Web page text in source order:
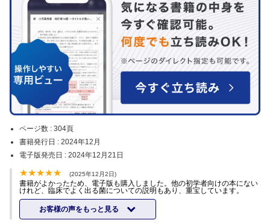
ページ数 : 304頁
書籍発行日 : 2024年12月
電子版発売日 : 2024年12月21日
(2025年12月2日)
書籍がよかったため、電子版も購入しました。他の初学者向けの本にない
けれど、臨床でよく出る菌についての説明もあり、重宝しています。
お客様の声をもっと見る